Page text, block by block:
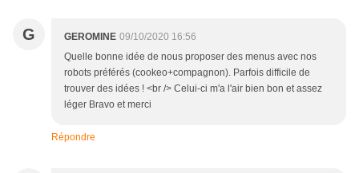
G GEROMINE 09/10/2020 16:56
Quelle bonne idée de nous proposer des menus avec nos
robots préférés (cookeo+compagnon). Parfois difficile de
trouver des idées ! <br /> Celui-ci m'a l'air bien bon et assez
léger Bravo et merci
Répondre